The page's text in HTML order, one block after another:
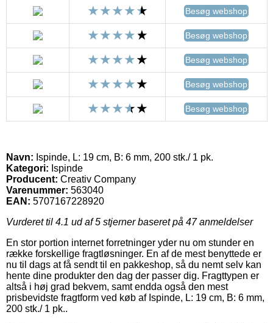
Besøg webshop
Besøg webshop
Besøg webshop
Besøg webshop
Besøg webshop
Navn: Ispinde, L: 19 cm, B: 6 mm, 200 stk./ 1 pk.
Kategori: Ispinde
Producent: Creativ Company
Varenummer: 563040
EAN: 5707167228920
Vurderet til 4.1 ud af 5 stjerner baseret på 47anmeldelser
En stor portion internet forretninger yder nu om stunder en
række forskellige fragtløsninger. En af de mest benyttede er
nu til dags at få sendt til en pakkeshop, så du nemt selv kan
hente dine produkter den dag der passer dig. Fragttypen er
altså i høj grad bekvem, samt endda også den mest
prisbevidste fragtform ved køb af Ispinde, L: 19 cm, B: 6 mm,
200 stk./ 1 pk..